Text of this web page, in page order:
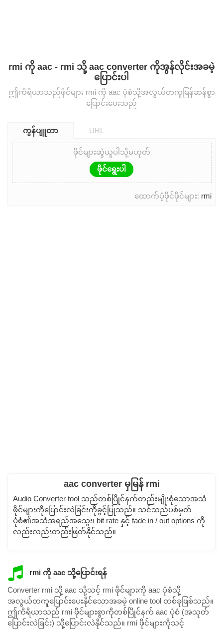
rmi ကို aac - rmi သို့ aac converter ကိုအွန်လိုင်းအခမဲ့
ပြောင်းပါ
ဤကိရိယာသည်ဖိုင်များ rmi ကို aac ပုံစံသို့အလွယ်တကူမြန်ဆန်စွာ
ပြောင်းပေးသည်
ကွန်ပျူတာ URL
ဖိုင်များဆွဲယူပါသို့မဟုတ်
ဖိုင်ရွေးပါ
ထောက်ပံ့ဖိုင်ဖိုင်များ: rmi
aac converter မှမြန် rmi
Audio Converter tool သည်တစ်ပြိုင်နက်တည်းမျိုးစုံသောအသံ
ဖိုင်များကိုပြောင်းလဲခြင်းကိုခွင့်ပြုသည်။ သင်သည်ပစ်မှတ်
ပုံစံ၏အသံအရည်အသွေး၊ bit rate နှင့် fade in / out options ကို
လည်းလည်းတည်းဖြတ်နိုင်သည်။
rmi ကို aac သို့ပြောင်းရန်
Converter rmi သို့ aac သို့သင့် rmi ဖိုင်များကို aac ပုံစံသို့
အလွယ်တကူပြောင်းပေးနိုင်သောအခမဲ့ online tool တစ်ခုဖြစ်သည်။
ဤကိရိယာသည် rmi ဖိုင်များစွာကိုတစ်ပြိုင်နက် aac ပုံစံ (အသုတ်
ပြောင်းလဲခြင်း) သို့ပြောင်းလဲနိုင်သည်။ rmi ဖိုင်များကိုသင့်